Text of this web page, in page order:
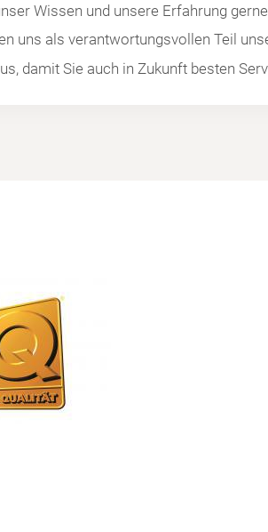
Wissen und unsere Erfahrung
uns als verantwortungsvollen Teil
damit Sie auch in Zukunft besten